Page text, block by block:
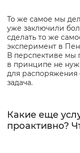
То же самое мы
уже заключили
сделать то же
эксперимент в
В перспективе мы
в принципе не
для распоряжения
задача.
Какие еще
проактивно?